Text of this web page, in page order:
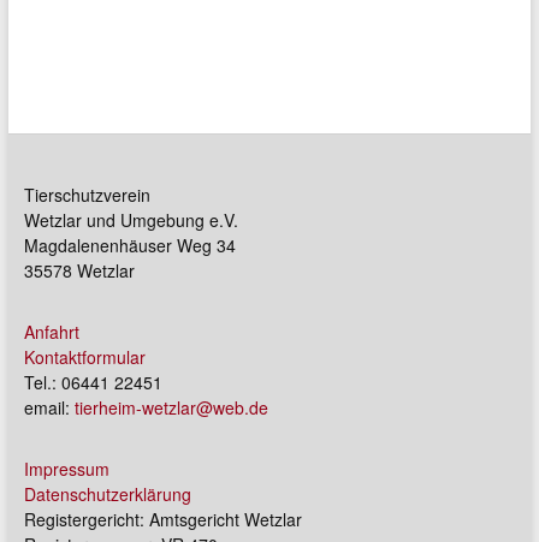
Tierschutzverein
Wetzlar und Umgebung e.V.
Magdalenenhäuser Weg 34
35578 Wetzlar
Anfahrt
Kontaktformular
Tel.: 06441 22451
email: tierheim-wetzlar@web.de
Impressum
Datenschutzerklärung
Registergericht: Amtsgericht Wetzlar